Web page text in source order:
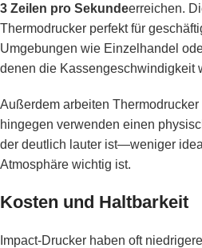
3 Zeilen pro Sekundeerreichen.
Thermodrucker perfekt für
Umgebungen wie Einzelhandel
denen die Kassengeschwindigkeit
Außerdem arbeiten
hingegen verwenden einen
der deutlich lauter ist—weniger
Atmosphäre wichtig ist.
Kosten und Haltbarkeit
Impact-Drucker haben oft